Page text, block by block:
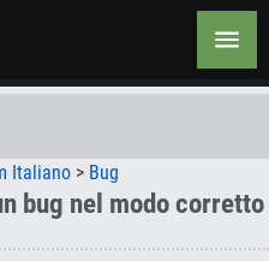
Italiano > Bug
bug nel modo corretto